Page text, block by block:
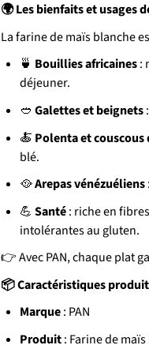
🌍Les bienfaits et usages
La farine de maïs blanche
🍵 Bouillies africaines:
déjeuner.
🥙 Galettes et beignets
🍝 Polenta et couscous
blé.
🥘Arepas vénézuéliens
💪 Santé: riche en
intolérantes au gluten.
👉 Avec PAN, chaque plat
📦Caractéristiques produit
Marque: PAN
Produit: Farine de